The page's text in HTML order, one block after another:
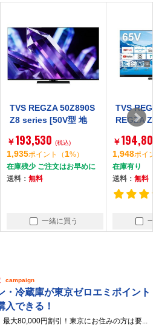
TVS REGZA 65Z870N
REGZA Z870N series
0度CSデジタル 4Kチ
ューナー内蔵 液晶テレ
ビ]
￥194,800 (税込)
1,948ポイント （1%）
在庫有り
送料：無料
一緒に買う
SHARP
QUOS
デジタル
ー内蔵 液
￥
0ポイント
15営業日以
送料：無料
campaign
・冷蔵庫が東京ゼロエミポイント
入できる！
最大80,000円割引！東京にお住みの方は要...